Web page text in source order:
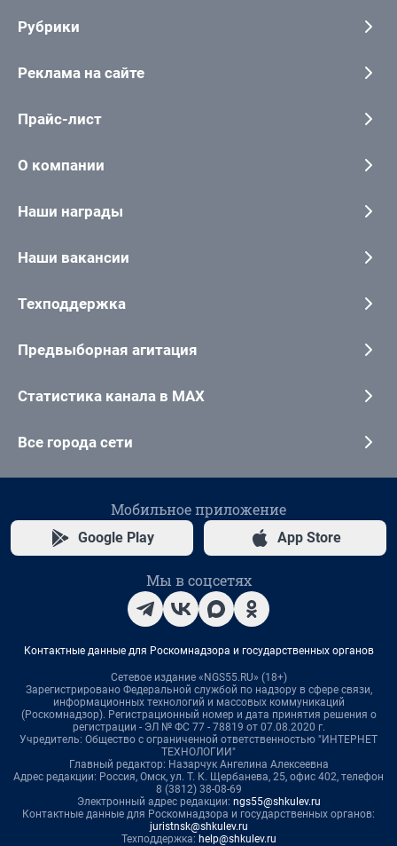
Рубрики
Реклама на сайте
Прайс-лист
О компании
Наши награды
Наши вакансии
Техподдержка
Предвыборная агитация
Статистика канала в MAX
Все города сети
Мобильное приложение
Google Play App Store
Мы в соцсетях
Контактные данные для Роскомнадзора и государственных органов
Сетевое издание «NGS55.RU» (18+)
Зарегистрировано Федеральной службой по надзору в сфере связи,
информационных технологий и массовых коммуникаций
(Роскомнадзор). Регистрационный номер и дата принятия решения о
регистрации - ЭЛ № ФС 77 - 78819 от 07.08.2020 г.
Учредитель: Общество с ограниченной ответственностью "ИНТЕРНЕТ
ТЕХНОЛОГИИ"
Главный редактор: Назарчук Ангелина Алексеевна
Адрес редакции: Россия, Омск, ул. Т. К. Щербанева, 25, офис 402, телефон
8 (3812) 38-08-69
Электронный адрес редакции: ngs55@shkulev.ru
Контактные данные для Роскомнадзора и государственных органов:
juristnsk@shkulev.ru
Техподдержка: help@shkulev.ru